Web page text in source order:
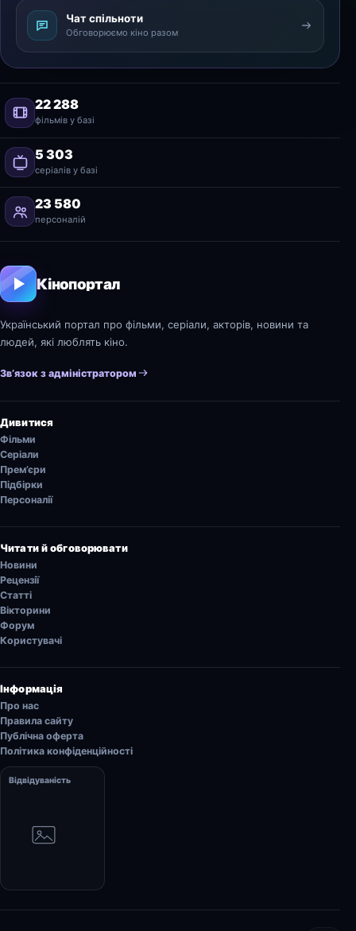
Чат спільноти
Обговорюємо кіно разом
22 288
фільмів у базі
5 303
серіалів у базі
23 580
персоналій
Кінопортал
Український портал про фільми, серіали, акторів, новини та
людей, які люблять кіно.
Зв’язок з адміністратором
Дивитися
Фільми
Серіали
Прем’єри
Підбірки
Персоналії
Читати й обговорювати
Новини
Рецензії
Статті
Вікторини
Форум
Користувачі
Інформація
Про нас
Правила сайту
Публічна оферта
Політика конфіденційності
Відвідуваність